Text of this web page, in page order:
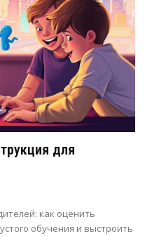
для
как оценить
обучения и выстроить